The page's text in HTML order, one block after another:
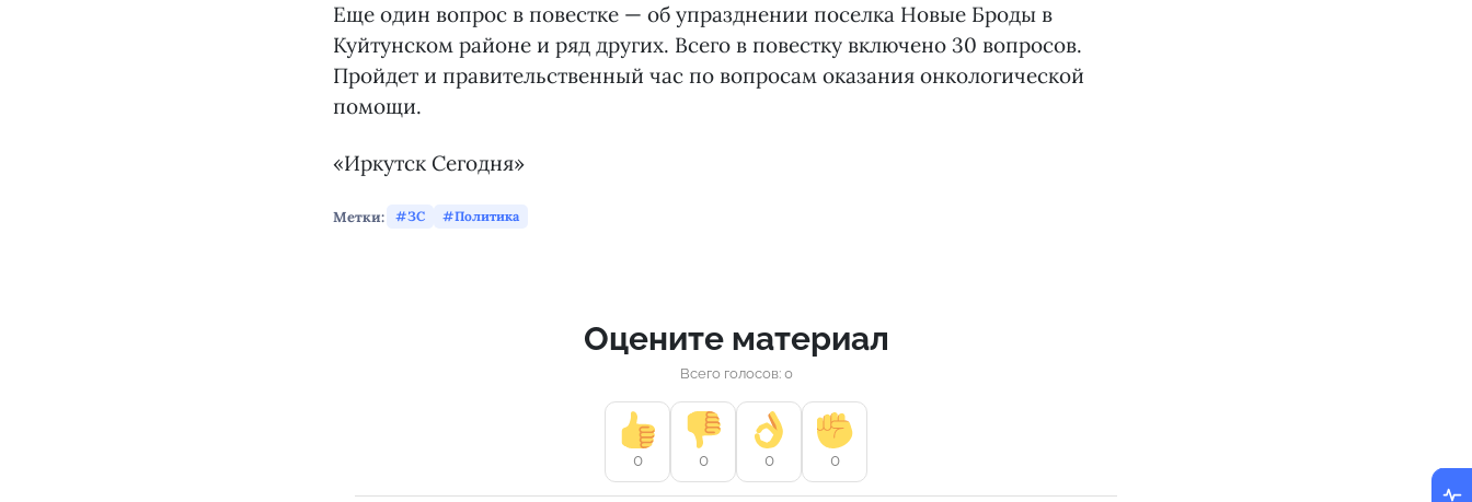
Еще один вопрос в повестке — об упразднении поселка Новые Броды в
Куйтунском районе и ряд других. Всего в повестку включено 30 вопросов.
Пройдет и правительственный час по вопросам оказания онкологической
помощи.
«Иркутск Сегодня»
Метки: ЗС Политика
Оцените материал
Всего голосов: 0
0 0 0 0